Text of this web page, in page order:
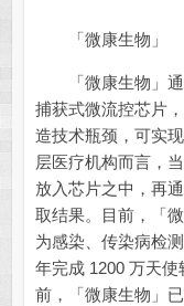
「微康生物」
「微康生物」通
捕获式微流控芯片
造技术瓶颈，可实
层医疗机构而言，
放入芯片之中，再
取结果。目前，「
为感染、传染病检
年完成 1200 万天
前，「微康生物」